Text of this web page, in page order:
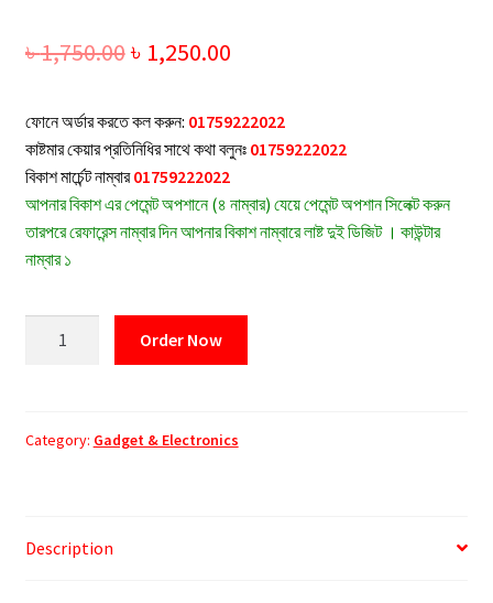
৳1,750.00Original
was:
৳ 1,750.00.
৳ 1,250.00Current
is:
৳ 1,250.00.
ফোনে অর্ডার করতে কল করুন: 01759222022
কাষ্টমার কেয়ার প্রতিনিধির সাথে কথা বলুনঃ 01759222022
বিকাশ মার্চেন্ট নাম্বার01759222022
আপনার বিকাশ এর পেমেন্ট অপশানে (৪ নাম্বার) যেয়ে পেমেন্ট অপশান সিলেক্ট করুন
তারপরে রেফারেন্স নাম্বার দিন আপনার বিকাশ নাম্বারে লাষ্ট দুই ডিজিট । কাউন্টার
নাম্বার ১
Bluetooth
Order Now
Category: Gadget & Electronics
Description